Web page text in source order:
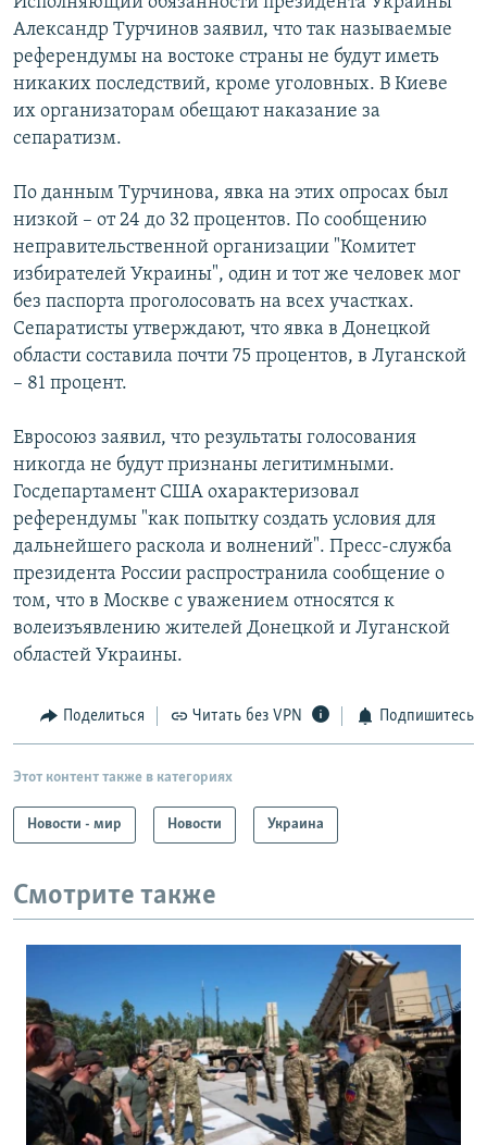
Александр Турчинов заявил, что так называемые
референдумы на востоке страны не будут иметь
никаких последствий, кроме уголовных. В Киеве
их организаторам обещают наказание за
сепаратизм.
По данным Турчинова, явка на этих опросах был
низкой – от 24 до 32 процентов. По сообщению
неправительственной организации "Комитет
избирателей Украины", один и тот же человек мог
без паспорта проголосовать на всех участках.
Сепаратисты утверждают, что явка в Донецкой
области составила почти 75 процентов, в Луганской
– 81 процент.
Евросоюз заявил, что результаты голосования
никогда не будут признаны легитимными.
Госдепартамент США охарактеризовал
референдумы "как попытку создать условия для
дальнейшего раскола и волнений". Пресс-служба
президента России распространила сообщение о
том, что в Москве с уважением относятся к
волеизъявлению жителей Донецкой и Луганской
областей Украины.
Поделиться Читать без VPN Подпишитесь
Этот контент также в категориях
Новости - мир Новости Украина
Смотрите также